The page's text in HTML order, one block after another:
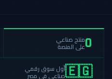
0منتج صناعي
على المنصة
🇪🇬أول سوق رقمي
صناعي في مصر